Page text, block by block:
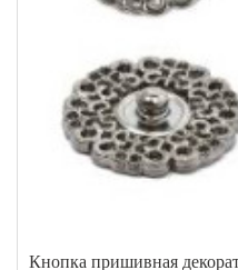
Кнопка пришивная